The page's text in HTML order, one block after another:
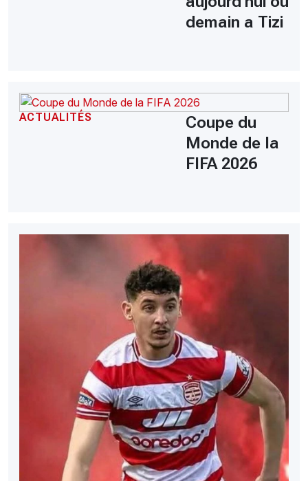
demain a Tizi
ACTUALITÉS
Coupe du
Monde de la
FIFA 2026